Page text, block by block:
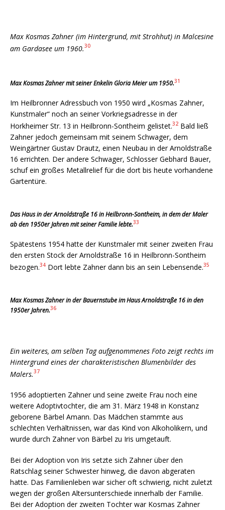
Max Kosmas Zahner (im Hintergrund, mit Strohhut) in Malcesine
am Gardasee um 1960.30
Max Kosmas Zahner mit seiner Enkelin Gloria Meier um 1950.31
Im Heilbronner Adressbuch von 1950 wird „Kosmas Zahner,
Kunstmaler“ noch an seiner Vorkriegsadresse in der
Horkheimer Str. 13 in Heilbronn-Sontheim gelistet.32 Bald ließ
Zahner jedoch gemeinsam mit seinem Schwager, dem
Weingärtner Gustav Drautz, einen Neubau in der Arnoldstraße
16 errichten. Der andere Schwager, Schlosser Gebhard Bauer,
schuf ein großes Metallrelief für die dort bis heute vorhandene
Gartentüre.
Das Haus in der Arnoldstraße 16 in Heilbronn-Sontheim, in dem der Maler
ab den 1950er Jahren mit seiner Familie lebte.33
Spätestens 1954 hatte der Kunstmaler mit seiner zweiten Frau
den ersten Stock der Arnoldstraße 16 in Heilbronn-Sontheim
bezogen.34 Dort lebte Zahner dann bis an sein Lebensende.35
Max Kosmas Zahner in der Bauernstube im Haus Arnoldstraße 16 in den
1950er Jahren.36
Ein weiteres, am selben Tag aufgenommenes Foto zeigt rechts im
Hintergrund eines der charakteristischen Blumenbilder des
Malers.37
1956 adoptierten Zahner und seine zweite Frau noch eine
weitere Adoptivtochter, die am 31. März 1948 in Konstanz
geborene Bärbel Amann. Das Mädchen stammte aus
schlechten Verhältnissen, war das Kind von Alkoholikern, und
wurde durch Zahner von Bärbel zu Iris umgetauft.
Bei der Adoption von Iris setzte sich Zahner über den
Ratschlag seiner Schwes­ter hinweg, die davon abgeraten
hatte. Das Familienleben war sicher oft schwierig, nicht zuletzt
wegen der großen Altersunterschiede innerhalb der Familie.
Bei der Adoption der zweiten Tochter war Kosmas Zahner